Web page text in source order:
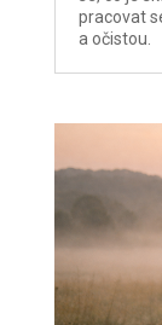
pracovat
a očistou.